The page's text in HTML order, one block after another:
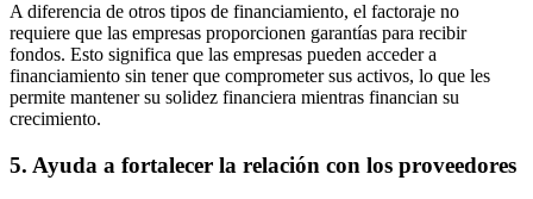
A diferencia de otros tipos de financiamiento, el factoraje no
requiere que las empresas proporcionen garantías para recibir
fondos. Esto significa que las empresas pueden acceder a
financiamiento sin tener que comprometer sus activos, lo que les
permite mantener su solidez financiera mientras financian su
crecimiento.
5. Ayuda a fortalecer la relación con los proveedores